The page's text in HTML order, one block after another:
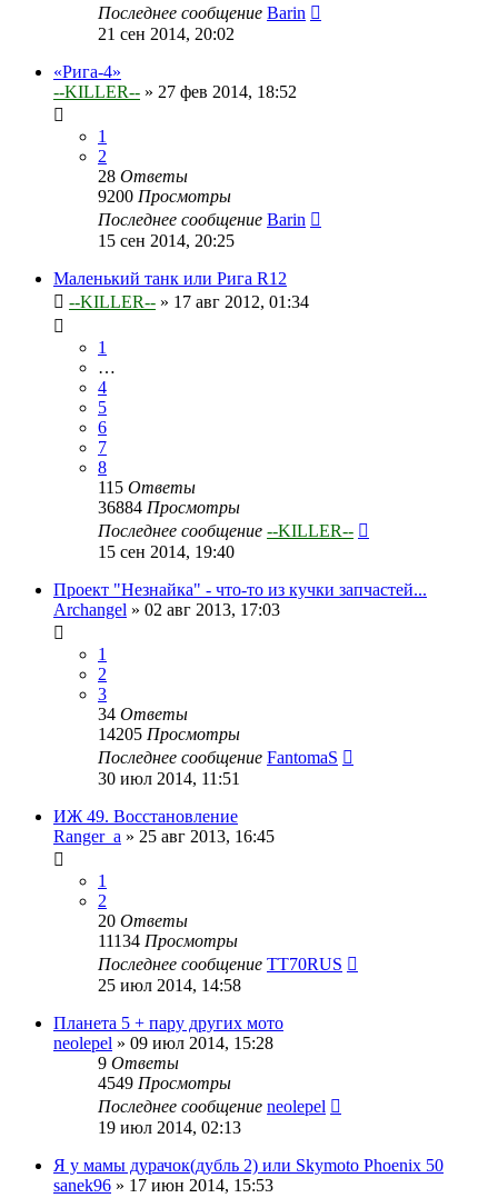
Последнее сообщение Barin
21 сен 2014, 20:02
«Рига-4»
--KILLER-- » 27 фев 2014, 18:52
1
2
28 Ответы
9200 Просмотры
Последнее сообщение Barin
15 сен 2014, 20:25
Маленький танк или Рига R12
--KILLER-- » 17 авг 2012, 01:34
1
…
4
5
6
7
8
115 Ответы
36884 Просмотры
Последнее сообщение --KILLER--
15 сен 2014, 19:40
Проект "Незнайка" - что-то из кучки запчастей...
Archangel » 02 авг 2013, 17:03
1
2
3
34 Ответы
14205 Просмотры
Последнее сообщение FantomaS
30 июл 2014, 11:51
ИЖ 49. Восстановление
Ranger_a » 25 авг 2013, 16:45
1
2
20 Ответы
11134 Просмотры
Последнее сообщение TT70RUS
25 июл 2014, 14:58
Планета 5 + пару других мото
neolepel » 09 июл 2014, 15:28
9 Ответы
4549 Просмотры
Последнее сообщение neolepel
19 июл 2014, 02:13
Я у мамы дурачок(дубль 2) или Skymoto Phoenix 50
sanek96 » 17 июн 2014, 15:53